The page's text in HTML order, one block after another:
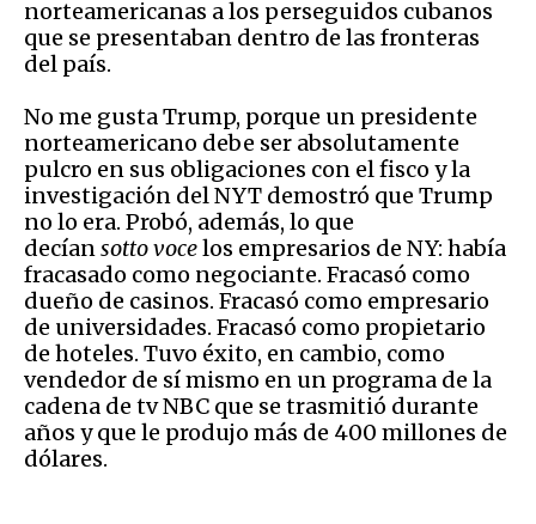
norteamericanas a los perseguidos cubanos
que se presentaban dentro de las fronteras
del país.
No me gusta Trump, porque un presidente
norteamericano debe ser absolutamente
pulcro en sus obligaciones con el fisco y la
investigación del NYT demostró que Trump
no lo era. Probó, además, lo que
decíansottovocelos empresarios de NY: había
fracasado como negociante. Fracasó como
dueño de casinos. Fracasó como empresario
de universidades. Fracasó como propietario
de hoteles. Tuvo éxito, en cambio, como
vendedor de sí mismo en un programa de la
cadena de tv NBC que se trasmitió durante
años y que le produjo más de 400 millones de
dólares.